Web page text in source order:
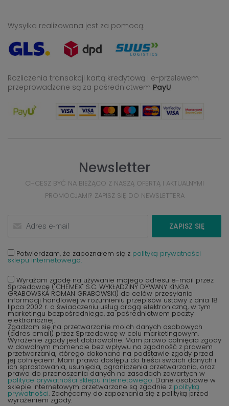
Wysyłka realizowana jest za pomocą:
Rozliczenia transakcji kartą kredytową i e-przelewem
przeprowadzane są za pośrednictwem PayU
Newsletter
CHCESZ BYĆ NA BIEŻĄCO Z NASZĄ OFERTĄ I AKTUALNYMI
PROMOCJAMI? ZAPISZ SIĘ DO NEWSLETTERA
ZAPISZ SIĘ
Potwierdzam, że zapoznałem się z polityką prywatności
sklepu internetowego.
Wyrażam zgodę na używanie mojego adresu e-mail przez
Sprzedawcę ("CHEMEX" S.C. WYKŁADZINY DYWANY KINGA
GRABOWSKA ROMAN GRABOWSKI) do celów przesyłania
informacji handlowej w rozumieniu przepisów ustawy z dnia 18
lipca 2002 r. o świadczeniu usług drogą elektroniczną, w tym
marketingu bezpośredniego, za pośrednictwem poczty
elektronicznej.
Zgadzam się na przetwarzanie moich danych osobowych
(adres email) przez Sprzedawcę w celu marketingowym.
Wyrażenie zgody jest dobrowolne. Mam prawo cofnięcia zgody
w dowolnym momencie bez wpływu na zgodność z prawem
przetwarzania, którego dokonano na podstawie zgody przed
jej cofnięciem. Mam prawo dostępu do treści swoich danych i
ich sprostowania, usunięcia, ograniczenia przetwarzania, oraz
prawo do przenoszenia danych na zasadach zawartych w
polityce prywatności sklepu internetowego. Dane osobowe w
sklepie internetowym przetwarzane są zgodnie z polityką
prywatności. Zachęcamy do zapoznania się z polityką przed
wyrażeniem zgody.